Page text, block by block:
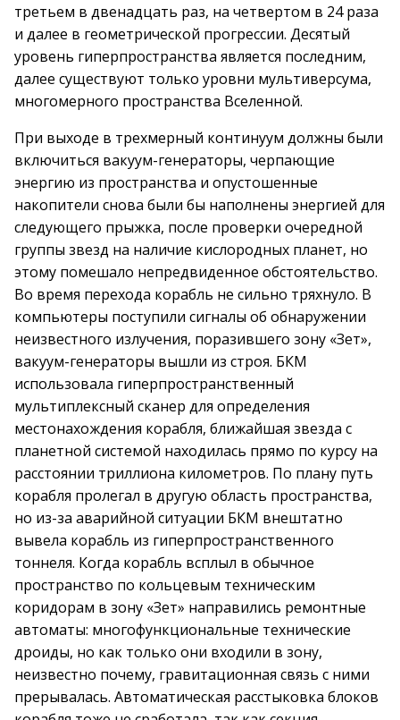
третьем в двенадцать раз, на четвертом в 24 раза
и далее в геометрической прогрессии. Десятый
уровень гиперпространства является последним,
далее существуют только уровни мультиверсума,
многомерного пространства Вселенной.
При выходе в трехмерный континуум должны были
включиться вакуум-генераторы, черпающие
энергию из пространства и опустошенные
накопители снова были бы наполнены энергией для
следующего прыжка, после проверки очередной
группы звезд на наличие кислородных планет, но
этому помешало непредвиденное обстоятельство.
Во время перехода корабль не сильно тряхнуло. В
компьютеры поступили сигналы об обнаружении
неизвестного излучения, поразившего зону «Зет»,
вакуум-генераторы вышли из строя. БКМ
использовала гиперпространственный
мультиплексный сканер для определения
местонахождения корабля, ближайшая звезда с
планетной системой находилась прямо по курсу на
расстоянии триллиона километров. По плану путь
корабля пролегал в другую область пространства,
но из-за аварийной ситуации БКМ внештатно
вывела корабль из гиперпространственного
тоннеля. Когда корабль всплыл в обычное
пространство по кольцевым техническим
коридорам в зону «Зет» направились ремонтные
автоматы: многофункциональные технические
дроиды, но как только они входили в зону,
неизвестно почему, гравитационная связь с ними
прерывалась. Автоматическая расстыковка блоков